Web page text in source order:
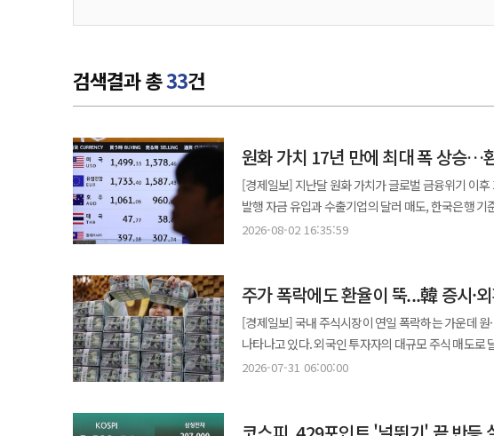
검색결과 총33건
원화 가치 17년 만에 최대 폭 상승…
[경제일보] 지난달 원화 가치가 글로벌 금융위기 이
발행 자금 유입과 수출기업의 달러 매도, 한국은행
시장에서는 하반기 환율이 1400원 선 아래로 내려갈 가능성도 제기된다. 2일 서울 외환
(10.88%) 이후 최고치를 나타냈다. 환율은 지난달 초 장중 1559.2원까지 오르며 1560원 선을 위협했지만 이후
하락세로 전환해 대부분의 거래일에서 내림세를 이
3년 8개월 만에 가장 큰 주간 낙폭을 기록했다. 원화는 주요국 통화 가운데서도 강한 상승세를 보였다. 연합인포맥스에
따르면 7월 말 기준 달러 대비 원화 가치는 전월보다
시장에서는 달러 수급 개선이 환율 하락을 이끈 핵심
공조 개입 가능성도 원화 강세를 뒷받침한 것으로 분석된다. 환율이 빠르게 하락하면서 개인들의 달러 저가
2026-08-02 16:35:59
주가 폭락에도 환율이 뚝...韓 증시·
[경제일보] 국내 주식시장이 연일 폭락하는 가운데
나타나고 있다. 외국인 투자자의 대규모 주식 매도로
외환시장을 압도한 결과로 풀이된다. 30일 한국거래소에 따르면 지난 29일 코스피는 전 거래일보다 5.98% 폭락한
떨어졌다. 이란 전쟁 발발 직전인 지난 2월 27일 장중 저점
2026-07-31 06:00:00